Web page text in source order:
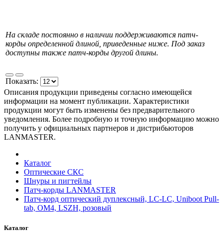
На складе постоянно в наличии поддерживаются патч-
корды определенной длиной, приведенные ниже. Под заказ
доступны также патч-корды другой длины.
Показать:
Описания продукции приведены согласно имеющейся
информации на момент публикации. Характеристики
продукции могут быть изменены без предварительного
уведомления. Более подробную и точную информацию можно
получить у официальных партнеров и дистрибьюторов
LANMASTER.
Каталог
Оптические СКС
Шнуры и пигтейлы
Патч-корды LANMASTER
Патч-корд оптический дуплексный, LC-LC, Uniboot Pull-
tab, OM4, LSZH, розовый
Каталог